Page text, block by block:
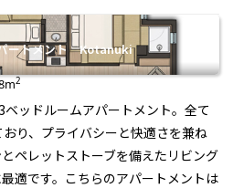
パートメント Kotanuki
m2
ッドルームアパートメント。全て
り、プライバシーと快適さを兼ね
ペレットストーブを備えたリビング
適です。こちらのアパートメントは